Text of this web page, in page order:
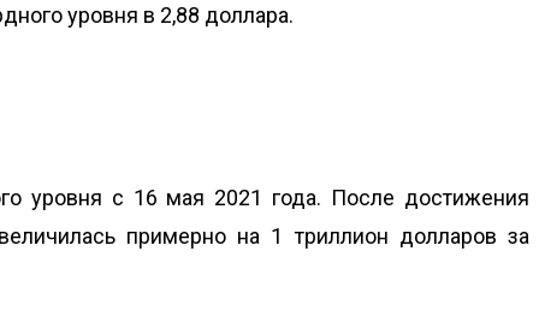
уровня в 2,88 доллара.
уровня с 16 мая 2021 года. После достижения
примерно на 1 триллион долларов за